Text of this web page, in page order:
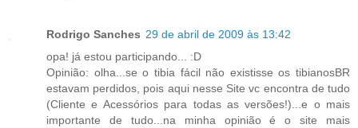
Rodrigo Sanches 29 de abril de 2009 às 13:42
opa! já estou participando... :D
Opinião: olha...se o tibia fácil não existisse os tibianosBR
estavam perdidos, pois aqui nesse Site vc encontra de tudo
(Cliente e Acessórios para todas as versões!)...e o mais
importante de tudo...na minha opinião é o site mais